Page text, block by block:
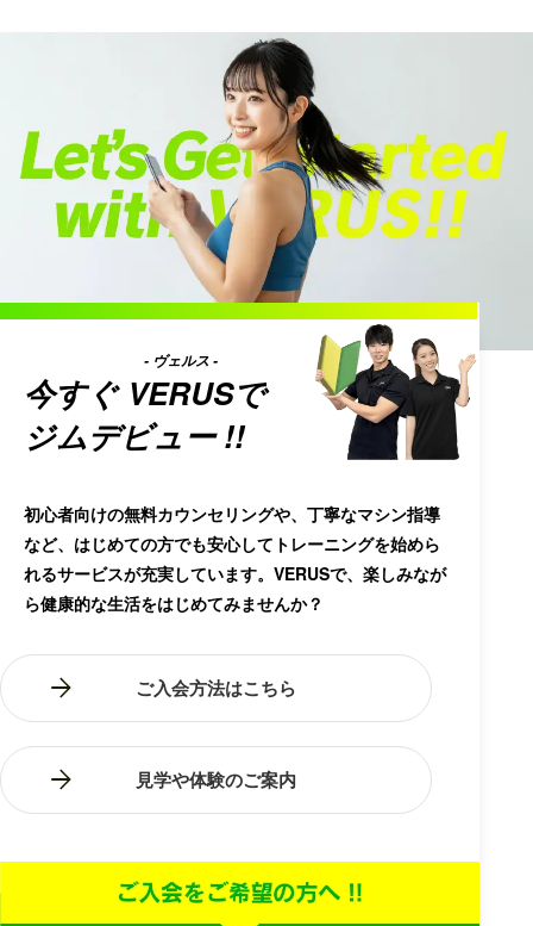
今すぐ VERUS
- ヴェルス -
で
ジムデビュー !!
初心者向けの無料カウンセリングや、丁寧なマシン指導
など、はじめての方でも安心してトレーニングを始めら
れるサービスが充実しています。VERUSで、楽しみなが
ら健康的な生活をはじめてみませんか？
ご入会方法はこちら
見学や体験のご案内